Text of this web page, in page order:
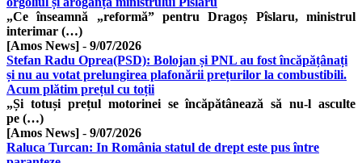
„Ce înseamnă „reformă” pentru Dragoș Pîslaru, ministrul
interimar (…)
[Amos News] - 9/07/2026
Stefan Radu Oprea(PSD): Bolojan și PNL au fost încăpățânați
și nu au votat prelungirea plafonării prețurilor la combustibili.
Acum plătim prețul cu toții
„Și totuși prețul motorinei se încăpătânează să nu-l asculte
pe (…)
[Amos News] - 9/07/2026
Raluca Turcan: In România statul de drept este pus între